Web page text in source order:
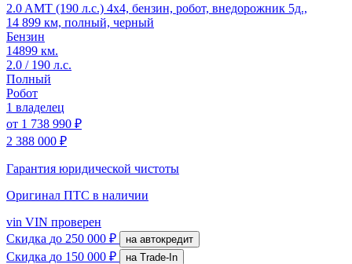
2.0 AMT (190 л.с.) 4x4, бензин, робот, внедорожник 5д.,
14 899 км, полный, черный
Бензин
14899 км.
2.0 / 190 л.с.
Полный
Робот
1 владелец
от 1 738 990 ₽
2 388 000 ₽
Гарантия юридической чистоты
Оригинал ПТС в наличии
vin VIN проверен
Скидка до 250 000 ₽ на автокредит
Скидка до 150 000 ₽
на Trade-In